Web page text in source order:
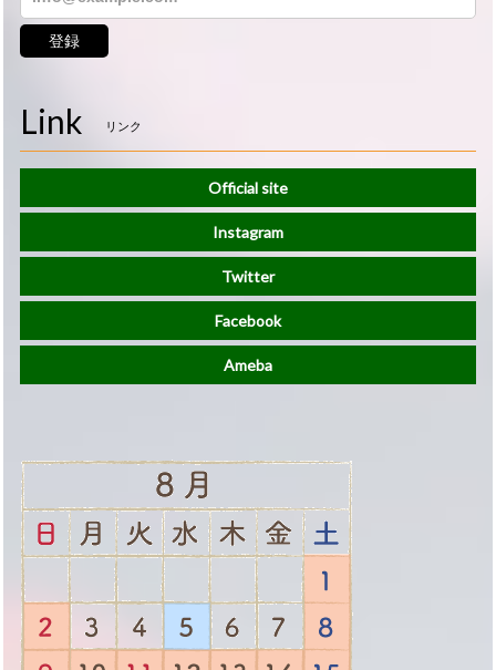
登録
Link リンク
Official site
Instagram
Twitter
Facebook
Ameba